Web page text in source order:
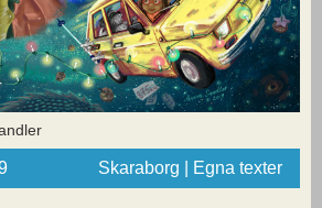
Skaraborg | Egna texter